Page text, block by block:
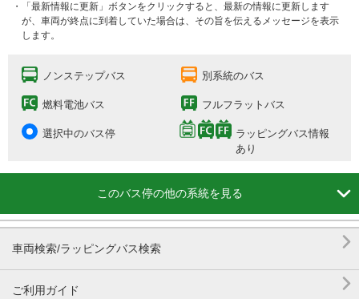
・「最新情報に更新」ボタンをクリックすると、最新の情報に更新します
が、車両が終点に到着していた場合は、その旨を伝えるメッセージを表示
します。
ノンステップバス 別系統のバス
燃料電池バス フルフラットバス
選択中のバス停
ラッピングバス情報
あり
このバス停の他の系統を見る 
車両検索/ラッピングバス検索 
ご利用ガイド 